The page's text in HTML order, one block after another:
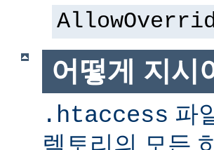
어떻게 지시
.htaccess 파
렉토리의 모든